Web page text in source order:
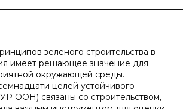
зеленого строительства в
имеет решающее значение для
окружающей среды.
целей устойчивого
ООН) связаны со строительством,